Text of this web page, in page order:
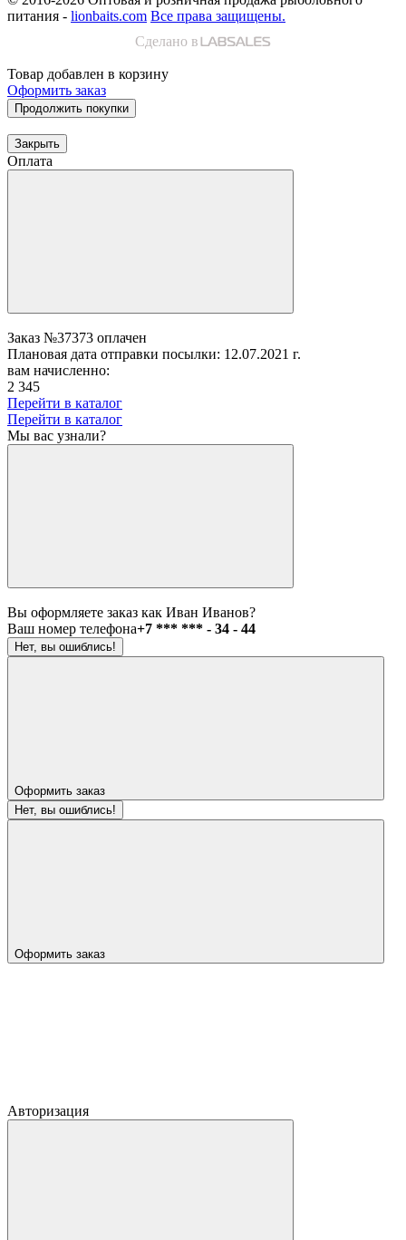
питания - lionbaits.com Все права защищены.
Сделано в
Товар добавлен в корзину
Оформить заказ
Продолжить покупки
Закрыть
Оплата
Заказ №37373 оплачен
Плановая дата отправки посылки: 12.07.2021 г.
вам начисленно:
2 345
Перейти в каталог
Перейти в каталог
Мы вас узнали?
Вы оформляете заказ как Иван Иванов?
Ваш номер телефона+7 *** *** - 34 - 44
Нет, вы ошиблись!
Оформить заказ
Нет, вы ошиблись!
Оформить заказ
Авторизация